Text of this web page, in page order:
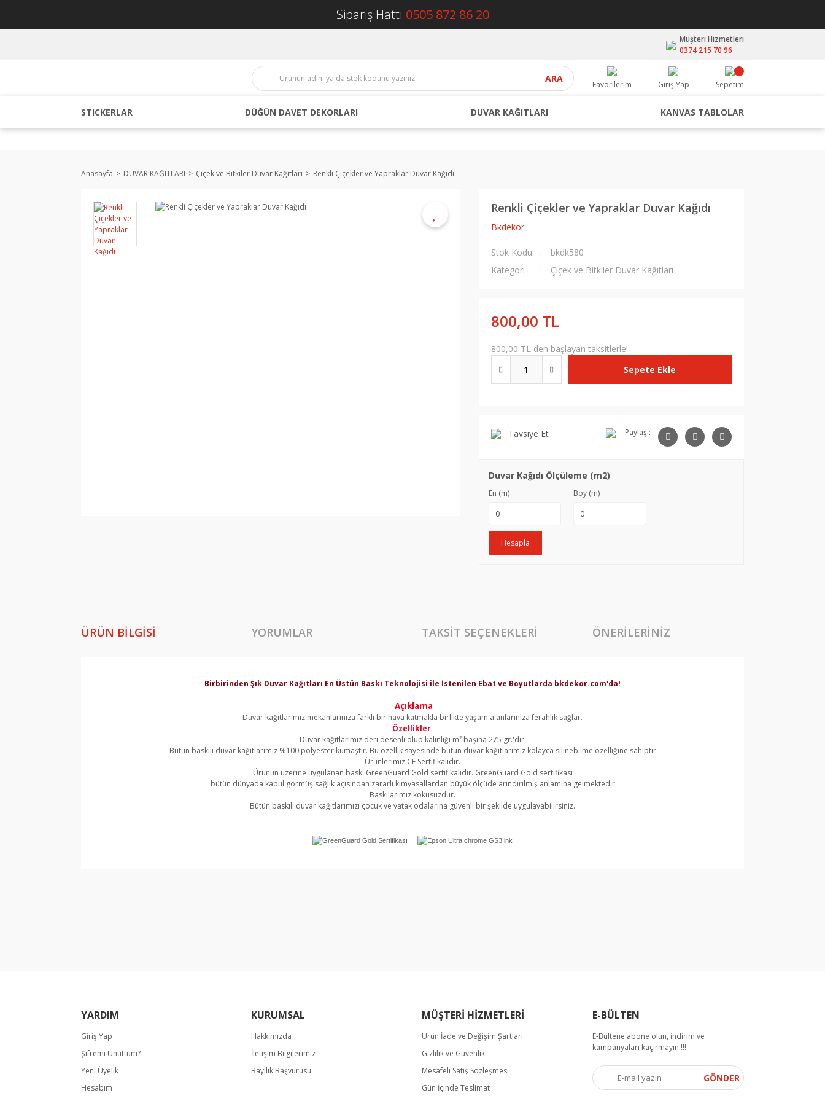
Sipariş Hattı 0505 872 86 20
Müşteri Hizmetleri
0374 215 70 96
ARA
Favorilerim Giriş Yap Sepetim
STICKERLAR DÜĞÜN DAVET DEKORLARI DUVAR KAĞITLARI KANVAS TABLOLAR
Anasayfa DUVAR KAĞITLARI Çiçek ve Bitkiler Duvar Kağıtları Renkli Çiçekler ve Yapraklar Duvar Kağıdı
Renkli Çiçekler ve Yapraklar Duvar Kağıdı
Bkdekor
Stok Kodu
bkdk580
Kategori
Çiçek ve Bitkiler Duvar Kağıtları
800,00 TL
800,00 TL den başlayan taksitlerle!
Sepete Ekle
Tavsiye Et Paylaş :
Duvar Kağıdı Ölçüleme (m2)
En (m) Boy (m)
Hesapla
ÜRÜN BILGISI YORUMLAR TAKSIT SEÇENEKLERI ÖNERILERINIZ
Birbirinden Şık Duvar Kağıtları En Üstün Baskı Teknolojisi ile İstenilen Ebat ve Boyutlarda bkdekor.com'da!
Açıklama
Duvar kağıtlarımız mekanlarınıza farklı bir hava katmakla birlikte yaşam alanlarınıza ferahlık sağlar.
Özellikler
Duvar kağıtlarımız deri desenli olup kalınlığı m² başına 275 gr.'dır.
Bütün baskılı duvar kağıtlarımız %100 polyester kumaştır. Bu özellik sayesinde bütün duvar kağıtlarımız kolayca silinebilme özelliğine sahiptir.
Ürünlerimiz CE Sertifikalıdır.
Ürünün üzerine uygulanan baskı GreenGuard Gold sertifikalıdır. GreenGuard Gold sertifikası
bütün dünyada kabul görmüş sağlık açısından zararlı kimyasallardan büyük ölçüde arındırılmış anlamına gelmektedir.
Baskılarımız kokusuzdur.
Bütün baskılı duvar kağıtlarımızı çocuk ve yatak odalarına güvenli bir şekilde uygulayabilirsiniz.
YARDIM
Giriş Yap
Şifremi Unuttum?
Yeni Üyelik
Hesabım
KURUMSAL
Hakkımızda
İletişim Bilgilerimiz
Bayilik Başvurusu
MÜŞTERİ HİZMETLERİ
Ürün İade ve Değişim Şartları
Gizlilik ve Güvenlik
Mesafeli Satış Sözleşmesi
Gün İçinde Teslimat
E-BÜLTEN
E-Bültene abone olun, indirim ve
kampanyaları kaçırmayın.!!!
GÖNDER